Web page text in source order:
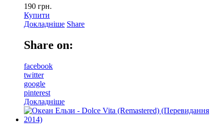
190 грн.
Купити
Докладніше Share
Share on:
facebook
twitter
google
pinterest
Докладніше